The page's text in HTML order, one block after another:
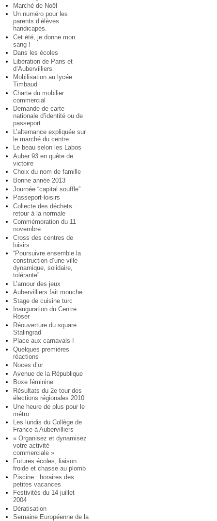
Marché de Noël
Un numéro pour les
parents d’élèves
handicapés.
Cet été, je donne mon
sang !
Dans les écoles
Libération de Paris et
d’Aubervilliers
Mobilisation au lycée
Timbaud
Charte du mobilier
commercial
Demande de carte
nationale d’identité ou de
passeport
L’alternance expliquée sur
le marché du centre
Le beau selon les Labos
Auber 93 en quête de
victoire
Choix du nom de famille
Bonne année 2013
Journée “capital souffle”
Passeport-loisirs
Collecte des déchets :
retour à la normale
Commémoration du 11
novembre
Cross des centres de
loisirs
“Poursuivre ensemble la
construction d’une ville
dynamique, solidaire,
tolérante”
L’amour des jeux
Aubervilliers fait mouche
Stage de cuisine turc
Inauguration du Centre
Roser
Réouverture du square
Stalingrad
Place aux carnavals !
Quelques premières
réactions
Noces d’or
Avenue de la République
Boxe féminine
Résultats du 2e tour des
élections régionales 2010
Une heure de plus pour le
métro
Les lundis du Collège de
France à Aubervilliers
« Organisez et dynamisez
votre activité
commerciale »
Futures écoles, liaison
froide et chasse au plomb
Piscine : horaires des
petites vacances
Festivités du 14 juillet
2004
Dératisation
Semaine Européenne de la